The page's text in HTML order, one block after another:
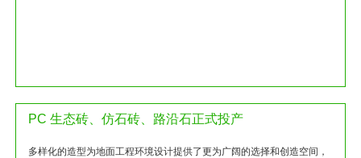
PC 生态砖、仿石砖、路沿石正式投产
多样化的造型为地面工程环境设计提供了更为广阔的选择和创造空间，